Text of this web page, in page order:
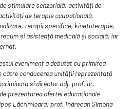
stimulare senzorială, activități de
de terapie ocupațională,
terapii specifice, kinetoterapie,
și asistență medicală și socială, iar
eveniment a debutat cu primirea
către conducerea unității reprezentată
și director adj. prof. dr.
prezentarea ofertei educaționale
Lăcrimioara, prof. Indrecan Simona